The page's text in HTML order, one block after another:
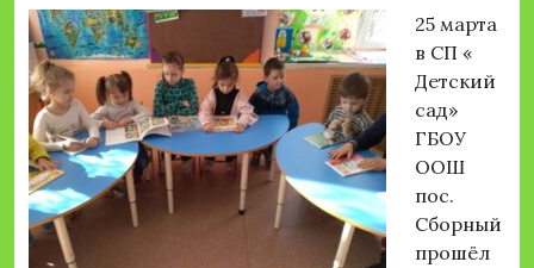
25 марта
в СП «
Детский
сад»
ГБОУ
ООШ
пос.
Сборный
прошёл